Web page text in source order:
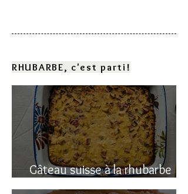
RHUBARBE, c'est parti!
Gâteau suisse à la rhubarbe
(avec polenta)